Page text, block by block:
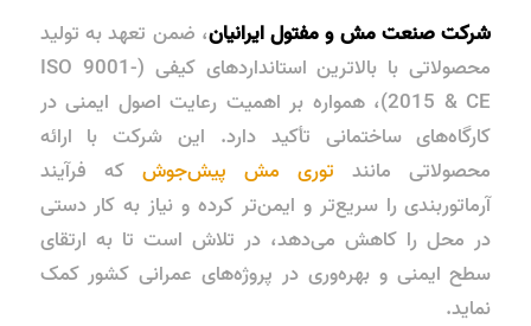
شرکت صنعت مش و مفتول ایرانیان، ضمن تعهد به تولید
محصولاتی با بالاترین استانداردهای کیفی (ISO 9001-
2015 & CE)، همواره بر اهمیت رعایت اصول ایمنی در
کارگاه‌های ساختمانی تأکید دارد. این شرکت با ارائه
محصولاتی مانند توری مش پیش‌جوش که فرآیند
آرماتوربندی را سریع‌تر و ایمن‌تر کرده و نیاز به کار دستی
در محل را کاهش می‌دهد، در تلاش است تا به ارتقای
سطح ایمنی و بهره‌وری در پروژه‌های عمرانی کشور کمک
نماید.